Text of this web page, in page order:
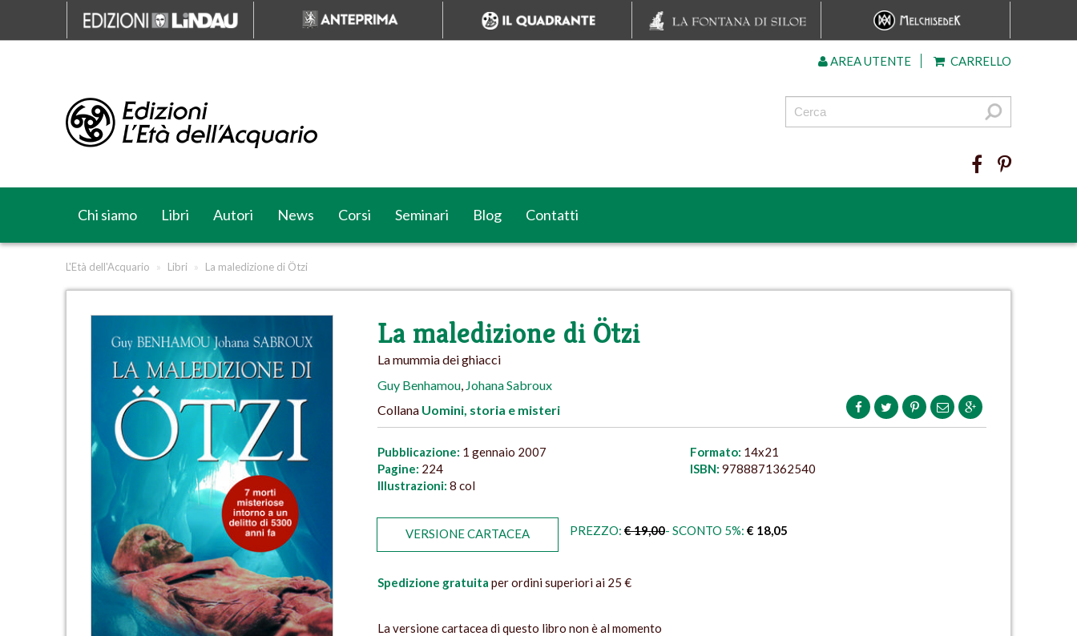
AREA UTENTE CARRELLO
Chi siamo Libri Autori News Corsi Seminari Blog Contatti
L'Età dell'Acquario » Libri » La maledizione di Ötzi
La maledizione di Ötzi
La mummia dei ghiacci
Guy Benhamou, Johana Sabroux
Collana Uomini, storia e misteri
Pubblicazione: 1 gennaio 2007
Pagine: 224
Illustrazioni: 8 col
Formato: 14x21
ISBN: 9788871362540
VERSIONE CARTACEA PREZZO: € 19,00- SCONTO 5%: € 18,05
Spedizione gratuita per ordini superiori ai 25 €
La versione cartacea di questo libro non è al momento